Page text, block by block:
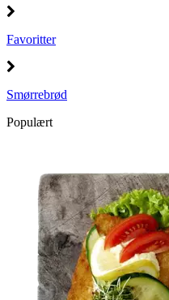
Favoritter
Smørrebrød
Populært